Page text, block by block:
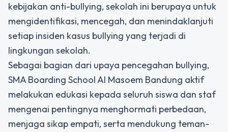
kebijakan anti-bullying, sekolah ini berupaya untuk
mengidentifikasi, mencegah, dan menindaklanjuti
setiap insiden kasus bullying yang terjadi di
lingkungan sekolah.
Sebagai bagian dari upaya pencegahan bullying,
SMA Boarding School Al Masoem Bandung aktif
melakukan edukasi kepada seluruh siswa dan staf
mengenai pentingnya menghormati perbedaan,
menjaga sikap empati, serta mendukung teman-